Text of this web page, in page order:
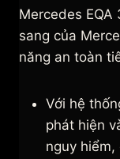
Mercedes
sang của
năng an toàn
Với hệ
phát hiện
nguy